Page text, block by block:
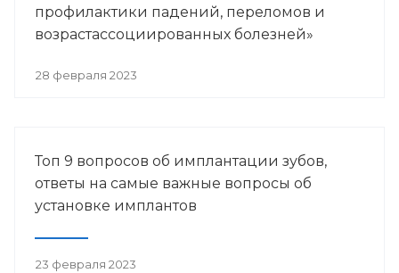
профилактики падений, переломов и
возрастассоциированных болезней»
28 февраля 2023
Топ 9 вопросов об имплантации зубов,
ответы на самые важные вопросы об
установке имплантов
23 февраля 2023